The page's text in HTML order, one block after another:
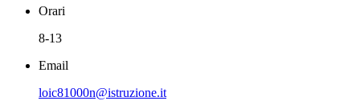
Orari
8-13
Email
loic81000n@istruzione.it